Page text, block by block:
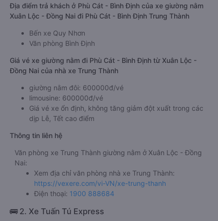
Địa điểm trả khách ở Phù Cát - Bình Định của xe giường nằm
Xuân Lộc - Đồng Nai đi Phù Cát - Bình Định Trung Thành
Bến xe Quy Nhơn
Văn phòng Bình Định
Giá vé xe giường nằm đi Phù Cát - Bình Định từ Xuân Lộc -
Đồng Nai của nhà xe Trung Thành
giường nằm đôi: 600000đ/vé
limousine: 600000đ/vé
Giá vé xe ổn định, không tăng giảm đột xuất trong các
dịp Lễ, Tết cao điểm
Thông tin liên hệ
Văn phòng xe Trung Thành giường nằm ở Xuân Lộc - Đồng
Nai:
Xem địa chỉ văn phòng nhà xe Trung Thành:
https://vexere.com/vi-VN/xe-trung-thanh
Điện thoại: 1900 888684
🚌 2. Xe Tuấn Tú Express